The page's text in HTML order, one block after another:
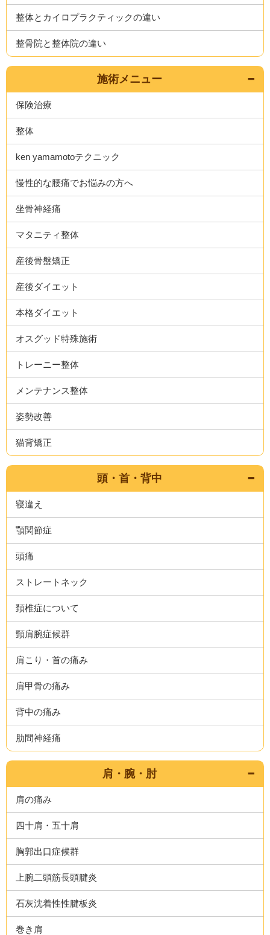
整体とカイロプラクティックの違い
整骨院と整体院の違い
施術メニュー
保険治療
整体
ken yamamotoテクニック
慢性的な腰痛でお悩みの方へ
坐骨神経痛
マタニティ整体
産後骨盤矯正
産後ダイエット
本格ダイエット
オスグッド特殊施術
トレーニー整体
メンテナンス整体
姿勢改善
猫背矯正
頭・首・背中
寝違え
顎関節症
頭痛
ストレートネック
頚椎症について
頸肩腕症候群
肩こり・首の痛み
肩甲骨の痛み
背中の痛み
肋間神経痛
肩・腕・肘
肩の痛み
四十肩・五十肩
胸郭出口症候群
上腕二頭筋長頭腱炎
石灰沈着性性腱板炎
巻き肩